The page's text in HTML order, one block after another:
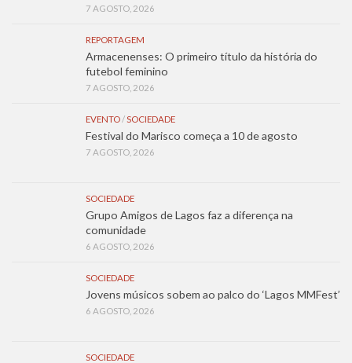
7 AGOSTO, 2026
REPORTAGEM
Armacenenses: O primeiro título da história do
futebol feminino
7 AGOSTO, 2026
EVENTO / SOCIEDADE
Festival do Marisco começa a 10 de agosto
7 AGOSTO, 2026
SOCIEDADE
Grupo Amigos de Lagos faz a diferença na
comunidade
6 AGOSTO, 2026
SOCIEDADE
Jovens músicos sobem ao palco do ‘Lagos MMFest’
6 AGOSTO, 2026
SOCIEDADE